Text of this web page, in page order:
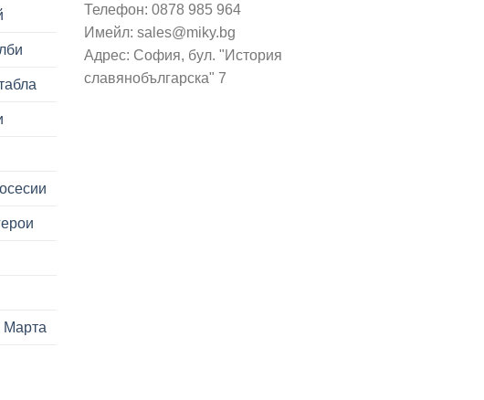
Марта
Телефон: 0878 985 964
Имейл: sales@miky.bg
Адрес: София, бул. "История
славянобългарска" 7